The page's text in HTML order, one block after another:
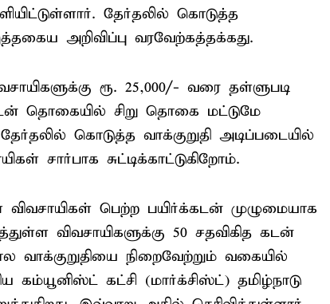
தேர்தலில் கொடுத்த
அறிவிப்பு வரவேற்கத்தக்கது.
ரூ. 25,000/- வரை தள்ளுபடி
தொகையில் சிறு தொகை மட்டுமே
கொடுத்த வாக்குறுதி அடிப்படையில்
சார்பாக சுட்டிக்காட்டுகிறோம்.
பெற்ற பயிர்க்கடன் முழுமையாக
விவசாயிகளுக்கு 50 சதவிகித கடன்
வாக்குறுதியை நிறைவேற்றும் வகையில்
கட்சி (மார்க்சிஸ்ட்) தமிழ்நாடு